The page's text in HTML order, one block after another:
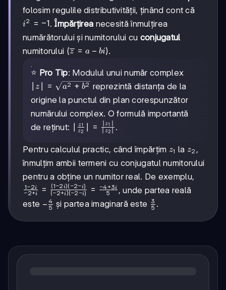
\subset
\mathbb{C}
folosim regulile distributivității, ținând cont că
i^2
=
-1
i2 = −1. Împărțirea necesită înmulțirea
numărătorului și numitorului cu conjugatul
numitorului (\overline{z}
z = a − bi).
⭐ Pro Tip: Modulul unui număr complex
|z| =
\sqrt{a^2
+ b^2}
∣z = a2 + b2 reprezintă distanța de la
origine la punctul din plan corespunzător
numărului complex. O formulă importantă
de reținut: |\frac{z_1}
{z_2}| =
\frac{|z_1|}
{|z_2|}
∣ z2
z1 ∣ = ∣z2∣
∣z1 ∣ .
Pentru calculul practic, când împărțim z_1
z1 la z_2
z2 ,
înmulțim ambii termeni cu conjugatul numitorului
pentru a obține un numitor real. De exemplu,
\frac{1
- 2i}{-2
+ i} =
\frac{(1
+ i)(-2 -
−2+i
1−2i = (−2+i)(−2 −i)
(1−2i)( −2−i) = 5
−4+3i , unde partea reală
este -
{5}
− 5
4 și partea imaginară este \frac{3}
5
3 .